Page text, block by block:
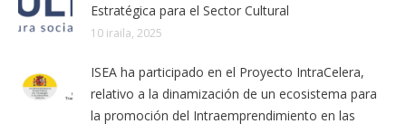
Estratégica para el Sector Cultural
10 iraila, 2025
ISEA ha participado en el Proyecto IntraCelera,
relativo a la dinamización de un ecosistema para
la promoción del Intraemprendimiento en las